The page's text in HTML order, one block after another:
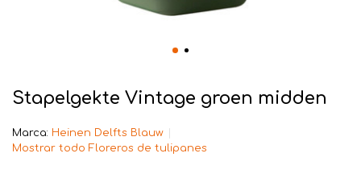
Stapelgekte Vintage groen midden
Marca: Heinen Delfts Blauw
Mostrar todo Floreros de tulipanes